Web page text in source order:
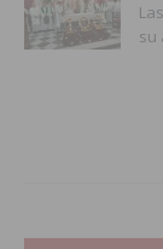
su